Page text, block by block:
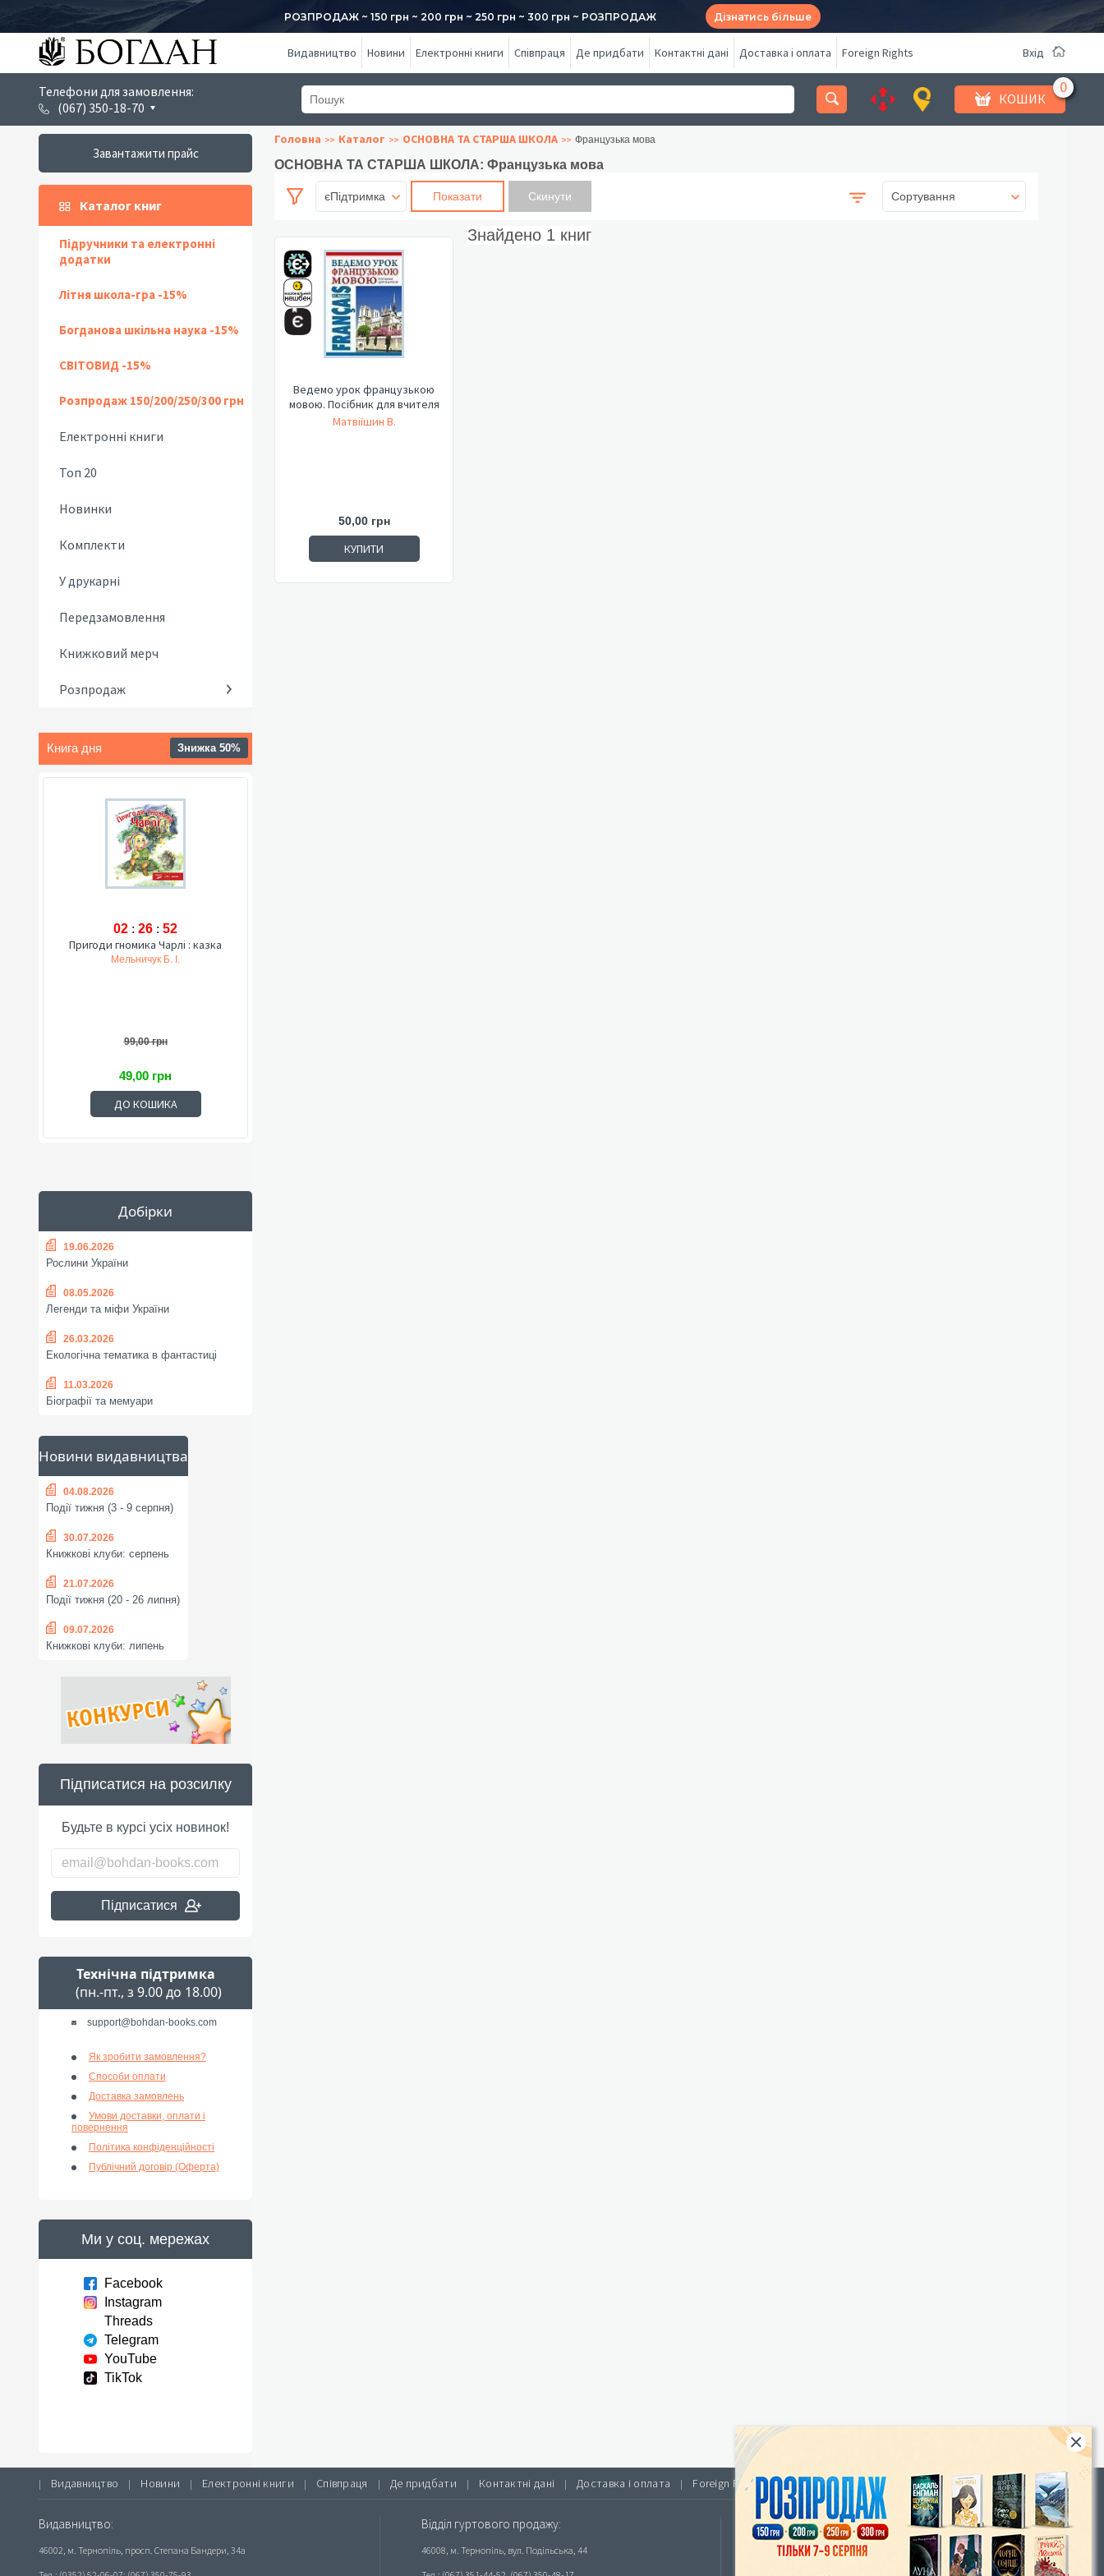
РОЗПРОДАЖ ~ 150 грн ~ 200 грн ~ 250 грн ~ 300 грн ~ РОЗПРОДАЖ Дізнатись більше
Видавництво Новини Електронні книги Співпраця Де придбати Контактні дані Доставка і оплата Foreign Rights Вхід
Телефони для замовлення:
(067) 350-18-70
КОШИК
Завантажити прайс
Каталог книг
Підручники та електронні
додатки
Літня школа-гра -15%
Богданова шкільна наука -15%
СВІТОВИД -15%
Розпродаж 150/200/250/300 грн
Електронні книги
Топ 20
Новинки
Комплекти
У друкарні
Передзамовлення
Книжковий мерч
Розпродаж
Книга дня Знижка 50%
02 : 26 : 51
Пригоди гномика Чарлі : казка
Мельничук Б. І.
99,00 грн
49,00 грн
ДО КОШИКА
Добірки
19.06.2026
Рослини України
08.05.2026
Легенди та міфи України
26.03.2026
Екологічна тематика в фантастиці
11.03.2026
Біографії та мемуари
Новини видавництва
04.08.2026
Події тижня (3 - 9 серпня)
30.07.2026
Книжкові клуби: серпень
21.07.2026
Події тижня (20 - 26 липня)
09.07.2026
Книжкові клуби: липень
Підписатися на розсилку
Будьте в курсі усіх новинок!
Підписатися
Технічна підтримка
(пн.-пт., з 9.00 до 18.00)
support@bohdan-books.com
Як зробити замовлення?
Способи оплати
Доставка замовлень
Умови доставки, оплати і
повернення
Політика конфіденційності
Публічний договір (Оферта)
Ми у соц. мережах
Facebook
Instagram
Threads
Telegram
YouTube
TikTok
Головна Каталог ОСНОВНА ТА СТАРША ШКОЛА Французька мова
ОСНОВНА ТА СТАРША ШКОЛА: Французька мова
єПідтримка Показати
Знайдено 1 книг
Сортування
Ведемо урок французькою
мовою. Посібник для вчителя
Матвіїшин В.
50,00 грн
КУПИТИ
| Видавництво | Новини | Електронні книги | Співпраця | Де придбати | Контактні дані | Доставка і оплата | Foreign Rights |
Видавництво:
46002, м. Тернопіль, просп. Степана Бандери, 34а
Відділ гуртового продажу:
46008, м. Тернопіль, вул. Подільська, 44
Інтернет-магазин «Видавництво Богдан»:
46018, м. Тернопіль, А/С 529